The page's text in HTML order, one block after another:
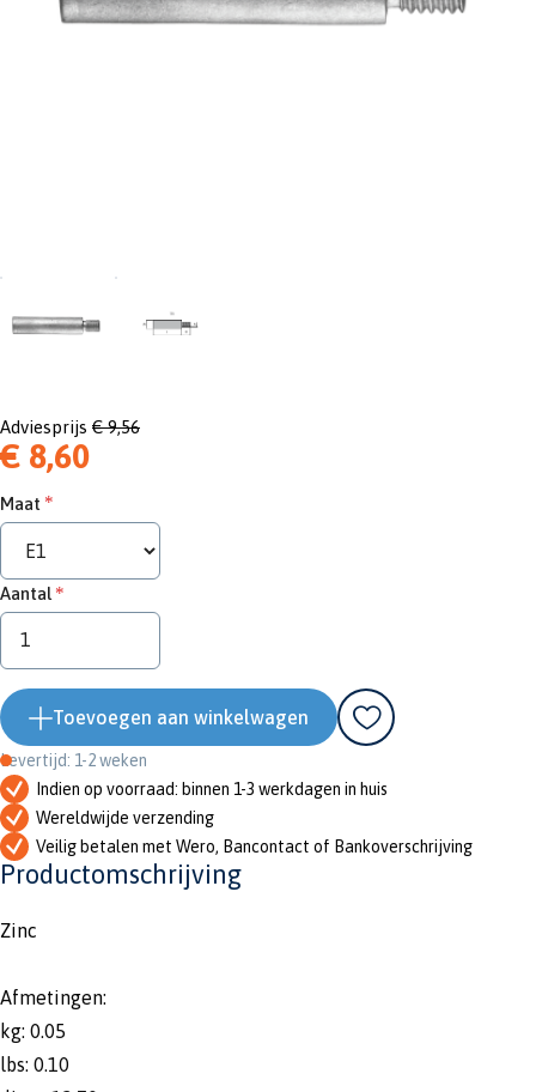
Adviesprijs € 9,56
€ 8,60
Maat
Aantal
Toevoegen aan winkelwagen
Levertijd: 1-2 weken
Indien op voorraad: binnen 1-3 werkdagen in huis
Wereldwijde verzending
Veilig betalen met Wero, Bancontact of Bankoverschrijving
Productomschrijving
Zinc
Afmetingen:
kg: 0.05
lbs: 0.10